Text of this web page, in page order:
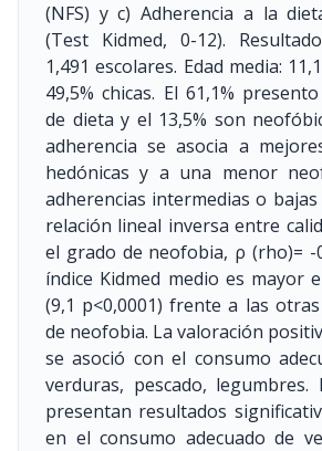
(NFS) y c) Adherencia a la
(Test Kidmed, 0-12).
1,491 escolares. Edad media:
49,5% chicas. El 61,1%
de dieta y el 13,5% son
adherencia se asocia a
hedónicas y a una menor
adherencias intermedias o bajas
relación lineal inversa entre
el grado de neofobia, ρ (rho)= -
índice Kidmed medio es mayor
(9,1 p<0,0001) frente a las
de neofobia. La valoración
se asoció con el consumo
verduras, pescado, legumbres.
presentan resultados
en el consumo adecuado de